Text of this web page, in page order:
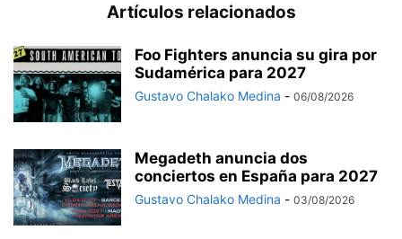
Artículos relacionados
Foo Fighters anuncia su gira por
Sudamérica para 2027
Gustavo Chalako Medina - 06/08/2026
Megadeth anuncia dos
conciertos en España para 2027
Gustavo Chalako Medina - 03/08/2026